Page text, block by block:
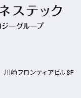
川崎フロンティアビル8F